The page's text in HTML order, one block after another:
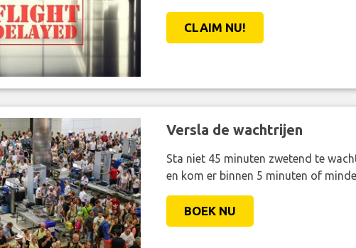
CLAIM NU!
Versla de wachtrijen
Sta niet 45 minuten zwetend te
en kom er binnen 5 minuten of
BOEK NU